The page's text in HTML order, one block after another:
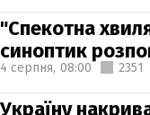
"Спекотна
синоптик
4 серпня, 08:00 2351
Україну